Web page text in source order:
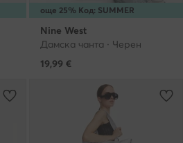
още 25% Код: SUMMER
Nine West
Дамска чанта · Черен
19,99 €